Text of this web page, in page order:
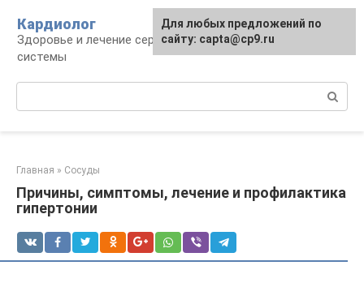
контенту
Кардиолог
Здоровье и лечение сердечно-сосудистой
системы
Главная » Сосуды
Причины, симптомы, лечение и профилактика
гипертонии
Для любых предложений по
сайту: capta@cp9.ru